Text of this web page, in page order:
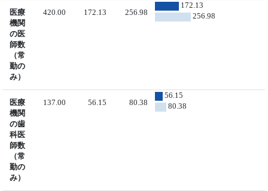
医療
機関
の医
師数
（常
勤の
み）
420.00 172.13 256.98
172.13
256.98
医療
機関
の歯
科医
師数
（常
勤の
み）
137.00 56.15 80.38
56.15
80.38